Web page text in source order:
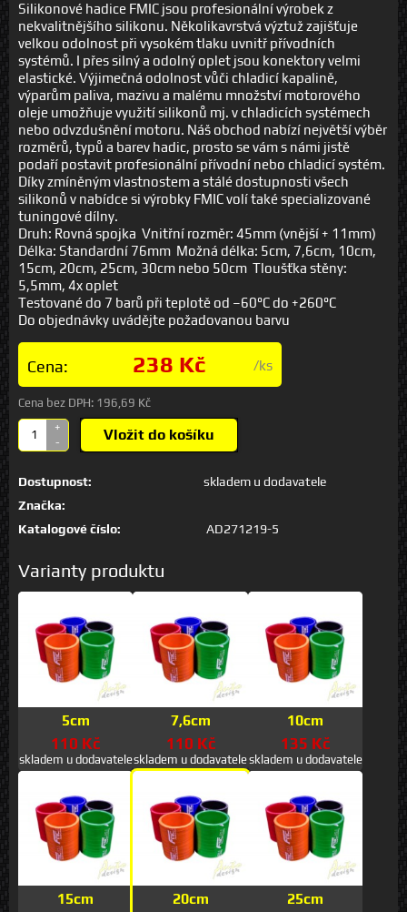
Silikonové hadice FMIC jsou profesionální výrobek z
nekvalitnějšího silikonu. Několikavrstvá výztuž zajišťuje
velkou odolnost při vysokém tlaku uvnitř přívodních
systémů. I přes silný a odolný oplet jsou konektory velmi
elastické. Výjimečná odolnost vůči chladicí kapalině,
výparům paliva, mazivu a malému množství motorového
oleje umožňuje využití silikonů mj. v chladicích systémech
nebo odvzdušnění motoru. Náš obchod nabízí největší výběr
rozměrů, typů a barev hadic, prosto se vám s námi jistě
podaří postavit profesionální přívodní nebo chladicí systém.
Díky zmíněným vlastnostem a stálé dostupnosti všech
silikonů v nabídce si výrobky FMIC volí také specializované
tuningové dílny.
Druh: Rovná spojka Vnitřní rozměr: 45mm (vnější + 11mm)
Délka: Standardní 76mm Možná délka: 5cm, 7,6cm, 10cm,
15cm, 20cm, 25cm, 30cm nebo 50cm Tloušťka stěny:
5,5mm, 4x oplet
Testované do 7 barů při teplotě od –60°C do +260°C
Do objednávky uvádějte požadovanou barvu
Cena: 238 Kč /ks
Cena bez DPH: 196,69 Kč
+
-
Vložit do košíku
Dostupnost:
skladem u dodavatele
Značka:
Katalogové číslo:
AD271219-5
Varianty produktu
5cm
110 Kč
skladem u dodavatele
7,6cm
110 Kč
skladem u dodavatele
10cm
135 Kč
skladem u dodavatele
15cm 20cm 25cm